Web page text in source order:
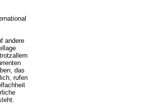
andere
das
rufen